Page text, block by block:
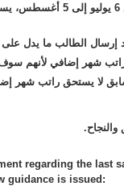
الطالب ما يدل على
راتب شهر إضافي لأنهم
لا يستحق راتب شهر
والنجاح.
regarding the last
guidance is issued: